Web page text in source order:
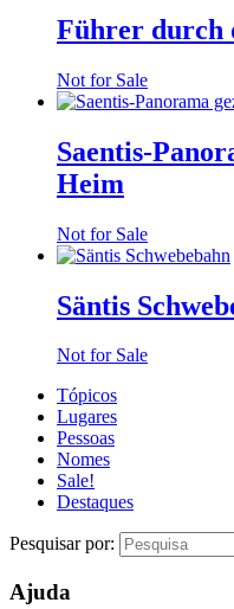
Führer durch
Not for Sale
Saentis-
Heim
Not for Sale
Säntis
Not for Sale
Tópicos
Lugares
Pessoas
Nomes
Sale!
Destaques
Pesquisar por:
Ajuda